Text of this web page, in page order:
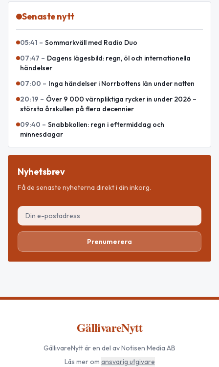
Senaste nytt
05:41 – Sommarkväll med Radio Duo
07:47 – Dagens lägesbild: regn, öl och internationella
händelser
07:00 – Inga händelser i Norrbottens län under natten
20:19 – Över 9 000 värnpliktiga rycker in under 2026 –
största årskullen på flera decennier
09:40 – Snabbkollen: regn i eftermiddag och
minnesdagar
Nyhetsbrev
Få de senaste nyheterna direkt i din inkorg.
Prenumerera
GällivareNytt
GällivareNyttär en del av Notisen Media AB
Läs mer om ansvarig utgivare